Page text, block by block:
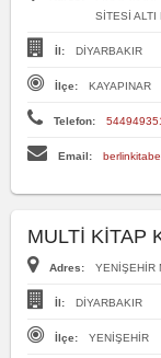
SİTESİ ALTI
İl: DİYARBAKIR
İlçe: KAYAPINAR
Telefon:
Email:
MULTİ KİTAP
Adres: YENİŞEHİR
İl: DİYARBAKIR
İlçe: YENİŞEHİR